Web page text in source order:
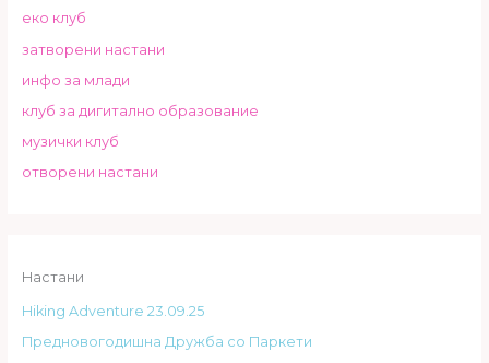
еко клуб
затворени настани
инфо за млади
клуб за дигитално образование
музички клуб
отворени настани
Настани
Hiking Adventure 23.09.25
Предновогодишна Дружба со Паркети